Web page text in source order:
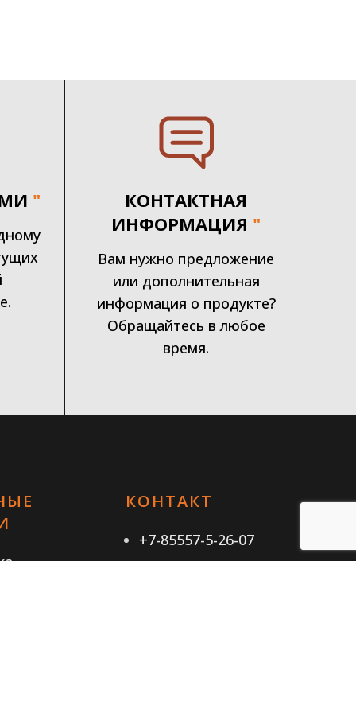
"
КОНТАКТНАЯ
ИНФОРМАЦИЯ "
Вам нужно предложение
или дополнительная
информация о продукте?
Обращайтесь в любое
время.
КОНТАКТ
+7-85557-5-26-07